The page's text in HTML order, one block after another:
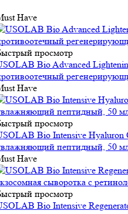
Have
просмотр
Bio Advanced
Have
просмотр
Bio Intensive Hyaluron
пептидный, 50
Have
просмотр
Bio Intensive